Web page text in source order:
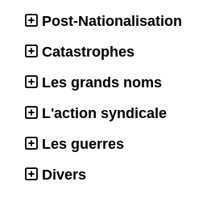
Post-Nationalisation
Catastrophes
Les grands noms
L'action syndicale
Les guerres
Divers